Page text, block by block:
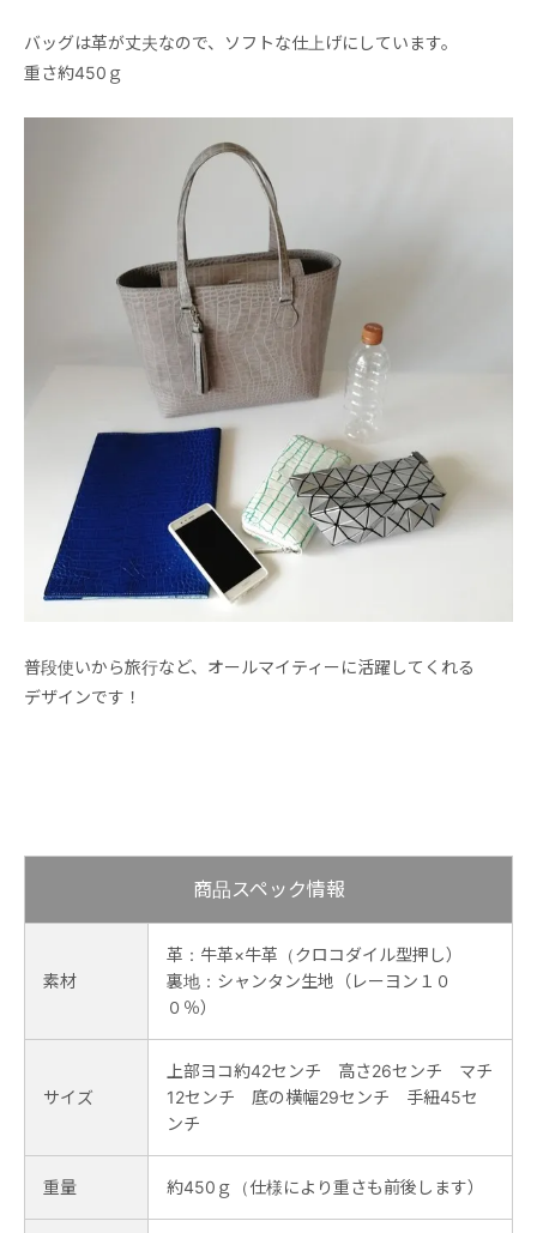
バッグは革が丈夫なので、ソフトな仕上げにしています。
重さ約450ｇ
普段使いから旅行など、オールマイティーに活躍してくれる
デザインです！
商品スペック情報
素材
革：牛革×牛革（クロコダイル型押し）
裏地：シャンタン生地（レーヨン１０
０％）
サイズ
上部ヨコ約42センチ 高さ26センチ マチ
12センチ 底の横幅29センチ 手紐45セ
ンチ
重量 約450ｇ（仕様により重さも前後します）